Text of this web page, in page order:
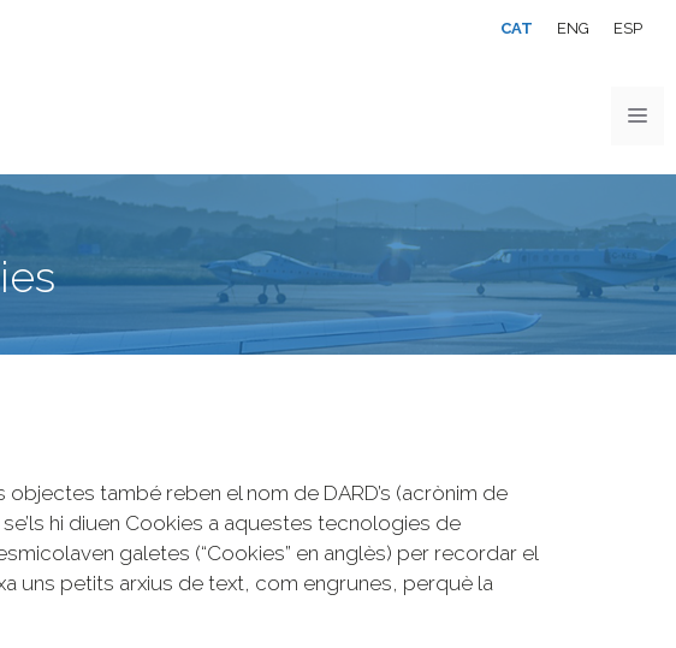
CAT ENG ESP
també reben el nom de DARD’s (acrònim de
hi diuen Cookies a aquestes tecnologies de
galetes (“Cookies” en anglès) per recordar el
uns petits arxius de text, com engrunes, perquè la